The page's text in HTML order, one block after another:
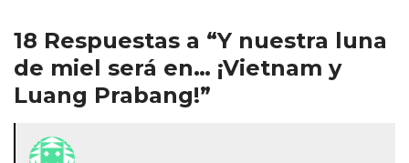
18 Respuestas a “Y nuestra luna
de miel será en… ¡Vietnam y
Luang Prabang!”